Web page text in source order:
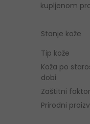
kupljenom
Stanje kože
Tip kože
Koža po
dobi
Zaštitni faktor
Prirodni